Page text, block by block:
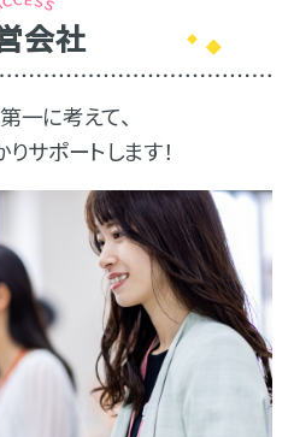
会社
一に考えて、
サポートします！